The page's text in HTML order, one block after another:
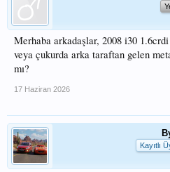
Merhaba arkadaşlar, 2008 i30
veya çukurda arka taraftan gelen
mı?
17 Haziran 2026
Kayıtlı